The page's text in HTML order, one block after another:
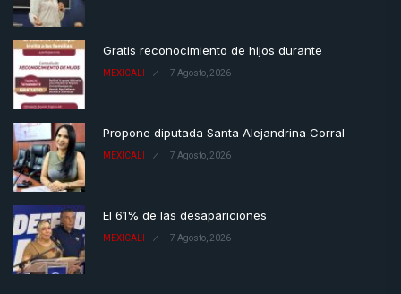
Gratis reconocimiento de hijos durante
MEXICALI 7 Agosto, 2026
Propone diputada Santa Alejandrina Corral
MEXICALI 7 Agosto, 2026
El 61% de las desapariciones
MEXICALI 7 Agosto, 2026